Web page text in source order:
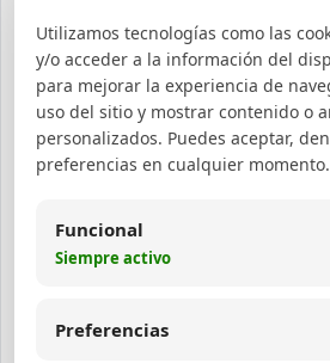
Errores comunes
implementar
análisis de
la automatización sin validar
resultados, ya que los
figurado. Otro fallo habitual es
Utilizamos tecnologías como las
y/o acceder a la información del
para mejorar la experiencia de
uso del sitio y mostrar contenido o
personalizados. Puedes aceptar,
preferencias en cualquier momento.
Funcional
Siempre activo
Preferencias